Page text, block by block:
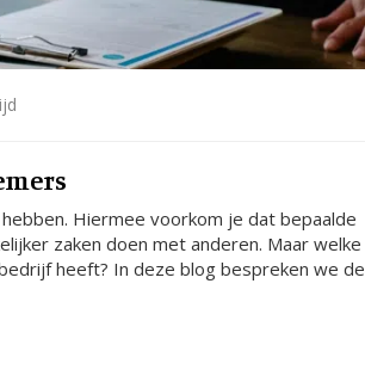
Hiermee voorkom je dat bepaalde
zaken doen met anderen. Maar welke
heeft? In deze blog bespreken we de